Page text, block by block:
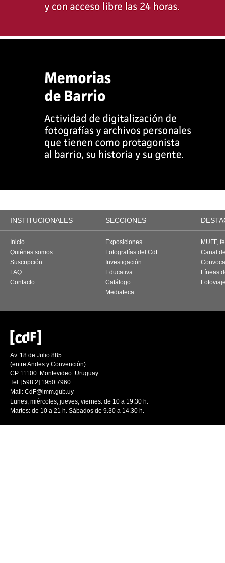
INSTITUCIONALES SECCIONES
Inicio
Quiénes somos
Suscripción
FAQ
Contacto
Exposiciones
Fotografías del CdF
Investigación
Educativa
Catálogo
Mediateca
MUFF,
Canal
Líneas
Av. 18 de Julio 885
(entre Andes y Convención)
CP 11100. Montevideo. Uruguay
Tel: [598 2] 1950 7960
Mail: CdF@imm.gub.uy
Lunes, miércoles, jueves, viernes: de 10 a 19.30 h.
Martes: de 10 a 21 h. Sábados de 9.30 a 14.30 h.